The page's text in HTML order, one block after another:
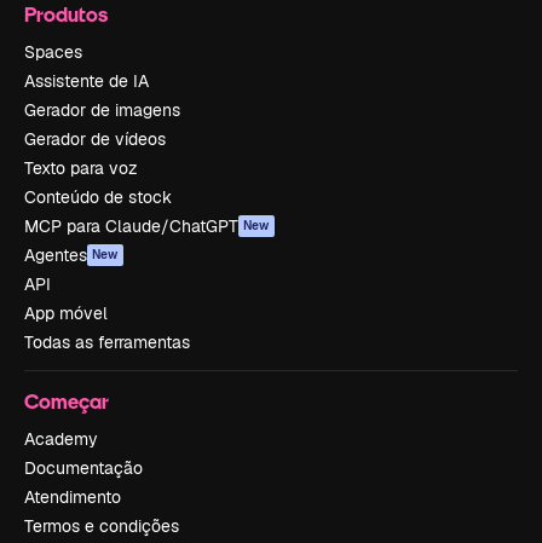
Produtos
Spaces
Assistente de IA
Gerador de imagens
Gerador de vídeos
Texto para voz
Conteúdo de stock
MCP para Claude/ChatGPT New
Agentes New
API
App móvel
Todas as ferramentas
Começar
Academy
Documentação
Atendimento
Termos e condições